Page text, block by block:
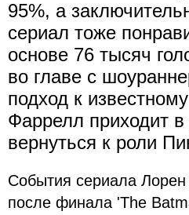
95%, а
сериал тоже
основе 76 тысяч
во главе с
подход к
Фаррелл приходит
вернуться к роли
События сериала
после финала 'The